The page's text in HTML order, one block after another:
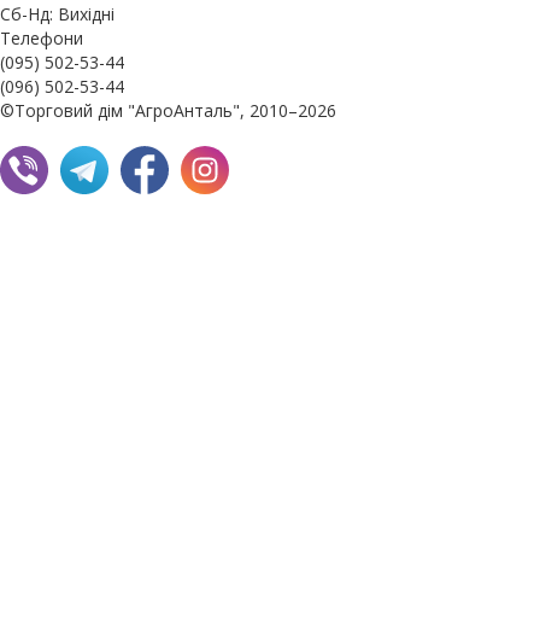
Сб-Нд: Вихідні
Телефони
(095) 502-53-44
(096) 502-53-44
©Торговий дім "АгроАнталь", 2010–2026